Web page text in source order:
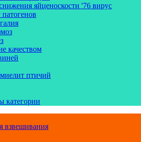
яйценоскости '76 вирус
качеством
птичий
категории
взвешивания